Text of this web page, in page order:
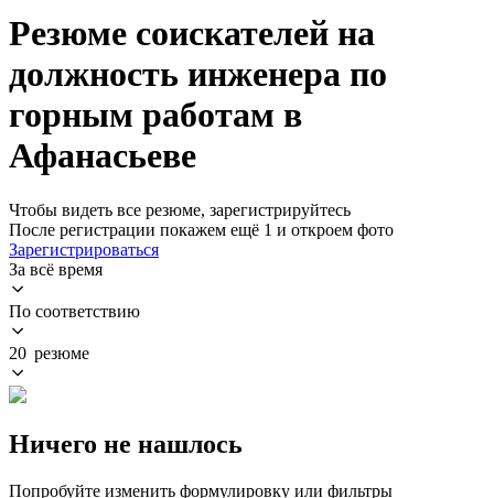
Резюме соискателей на
должность инженера по
горным работам в
Афанасьеве
Чтобы видеть все резюме, зарегистрируйтесь
После регистрации покажем ещё 1 и откроем фото
Зарегистрироваться
За всё время
По соответствию
20 резюме
Ничего не нашлось
Попробуйте изменить формулировку или фильтры